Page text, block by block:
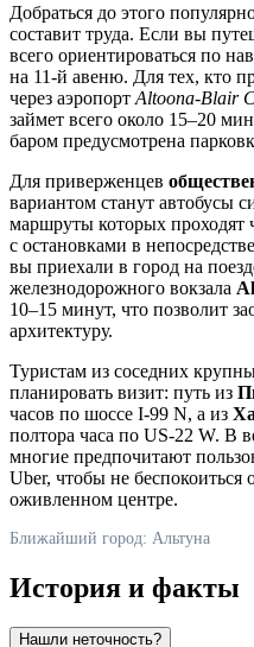
Добраться до этого
составит труда. Если вы
всего ориентироваться по
на 11-й авеню. Для тех, кто
через аэропорт Altoona-Blair
займет всего около 15–20
баром предусмотрена
Для приверженцев
вариантом станут автобусы
маршруты которых проходят
с остановками в
вы приехали в город на
железнодорожного вокзала
10–15 минут, что позволит
архитектуру.
Туристам из соседних
планировать визит: путь из
часов по шоссе I-99 N, а из
полтора часа по US-22 W. В
многие предпочитают
Uber, чтобы не беспокоиться
оживленном центре.
Ближайший город: Альтуна
История и факты
Нашли неточность?